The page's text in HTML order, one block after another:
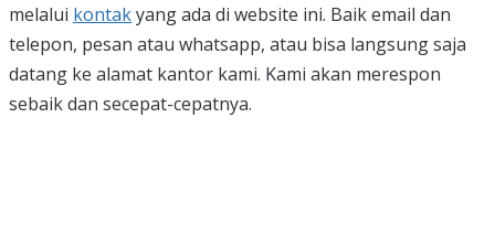
melalui kontakyang ada di website ini. Baik email dan
telepon, pesan atau whatsapp, atau bisa langsung saja
datang ke alamat kantor kami. Kami akan merespon
sebaik dan secepat-cepatnya.